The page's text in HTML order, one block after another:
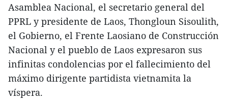
Asamblea Nacional, el secretario general del
PPRL y presidente de Laos, Thongloun Sisoulith,
el Gobierno, el Frente Laosiano de Construcción
Nacional y el pueblo de Laos expresaron sus
infinitas condolencias por el fallecimiento del
máximo dirigente partidista vietnamita la
víspera.